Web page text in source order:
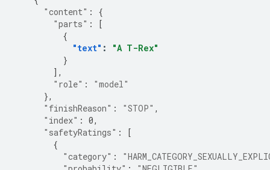
"content" :
{
"parts" :
[
{
"text" :
"A T-Rex"
}
],
"role" :
"model"
},
"finishReason" : "STOP" ,
"index" : 0,
"safetyRatings" :
[
{
"category" :